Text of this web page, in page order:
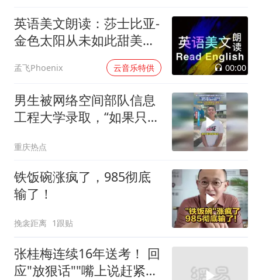
英语美文朗读：莎士比亚-
金色太阳从未如此甜美吻
孟飞Phoenix 云音乐特供 00:00
男生被网络空间部队信息
工程大学录取，“如果只是
议报考军校”
重庆热点
铁饭碗涨疯了，985彻底
输了！
挽衾距离 1跟贴
张桂梅连续16年送考！ 回
应"放狠话""嘴上说赶紧走